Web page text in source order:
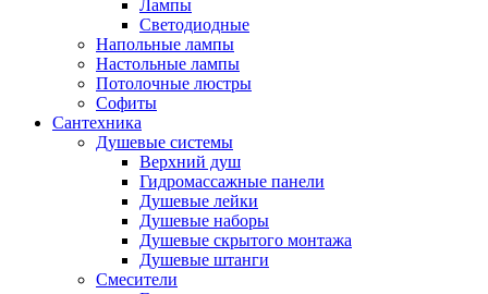
Лампы
Светодиодные
Напольные лампы
Настольные лампы
Потолочные люстры
Софиты
Сантехника
Душевые системы
Верхний душ
Гидромассажные панели
Душевые лейки
Душевые наборы
Душевые скрытого монтажа
Душевые штанги
Смесители